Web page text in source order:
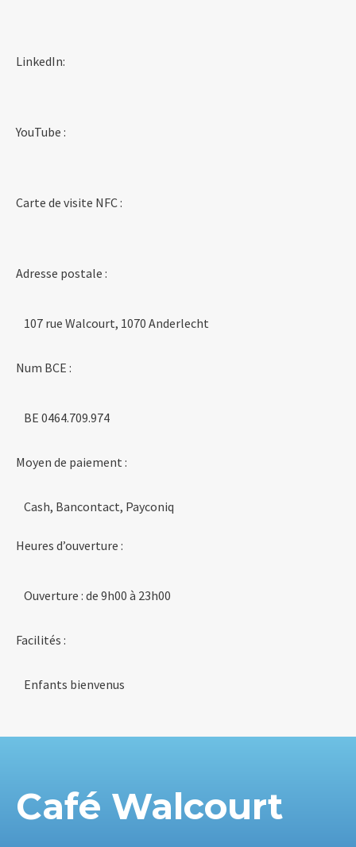
LinkedIn:
YouTube :
Carte de visite NFC :
Adresse postale :
107 rue Walcourt, 1070 Anderlecht
Num BCE :
BE 0464.709.974
Moyen de paiement :
Cash, Bancontact, Payconiq
Heures d’ouverture :
Ouverture : de 9h00 à 23h00
Facilités :
Enfants bienvenus
Café Walcourt